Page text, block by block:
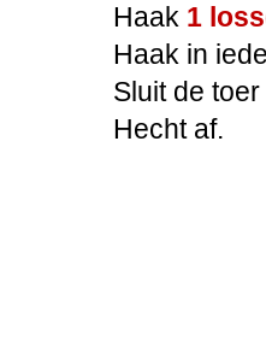
Haak 1
Haak in
Sluit de
Hecht af.